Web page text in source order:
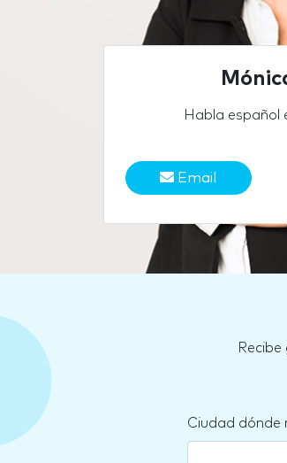
Habla español
Email
Ciudad dónde